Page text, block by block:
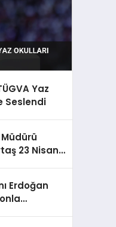
Yaz
Seslendi
23 Nisan
Erdoğan